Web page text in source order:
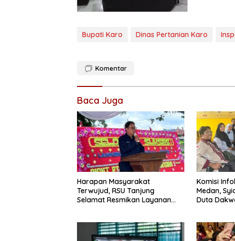
Bupati Karo Dinas Pertanian Karo
Komentar
Baca Juga
Harapan Masyarakat
Terwujud, RSU Tanjung
Selamat Resmikan Layanan
Komisi
Medan,
Duta